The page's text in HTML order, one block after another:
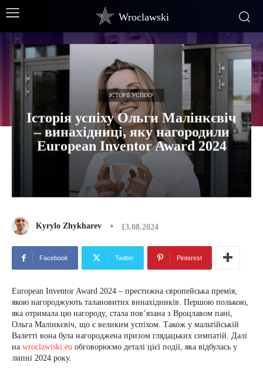
Wroclawski
ІСТОРІЇ УСПІХУ
Історія успіху Ольги Малінкєвіч
– винахідниці, яку нагородили
European Inventor Award 2024
Kyrylo Zhykharev 13.08.2024
Facebook Twitter Pinterest
European Inventor Award 2024 – престижна європейська премія,
якою нагороджують талановитих винахідників. Першою полькою,
яка отримала цю нагороду, стала пов’язана з Вроцлавом пані,
Ольга Малінкєвіч, що є великим успіхом. Також у мальтійській
Валетті вона була нагороджена призом глядацьких симпатій. Далі
на wroclawiski.eu обговорюємо деталі цієї події, яка відбулась у
липні 2024 року.